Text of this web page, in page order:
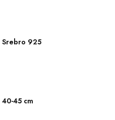
Srebro 925
40-45 cm